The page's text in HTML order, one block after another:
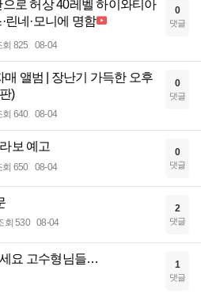
로 허상 40레벨 하이와티아
린네·모니에 명함
회 825 08-04
0
댓글
매 앨범 | 장난기 가득한 오후
)
회 640 08-04
0
댓글
보 예고
회 650 08-04
0
댓글
회 530 08-04
2
댓글
요 고수형님들… 1
댓글